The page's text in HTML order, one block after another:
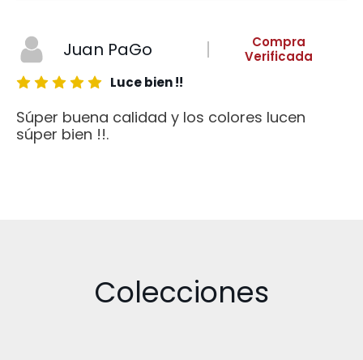
Juan PaGo
Compra
Verificada
Luce bien !!
Súper buena calidad y los colores lucen
súper bien !!.
Colecciones